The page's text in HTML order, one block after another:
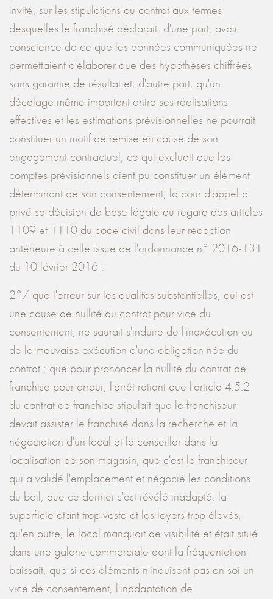
invité, sur les stipulations du contrat aux termes
desquelles le franchisé déclarait, d'une part, avoir
conscience de ce que les données communiquées ne
permettaient d'élaborer que des hypothèses chiffrées
sans garantie de résultat et, d'autre part, qu'un
décalage même important entre ses réalisations
effectives et les estimations prévisionnelles ne pourrait
constituer un motif de remise en cause de son
engagement contractuel, ce qui excluait que les
comptes prévisionnels aient pu constituer un élément
déterminant de son consentement, la cour d'appel a
privé sa décision de base légale au regard des articles
1109 et 1110 du code civil dans leur rédaction
antérieure à celle issue de l'ordonnance n° 2016-131
du 10 février 2016 ;
2°/ que l'erreur sur les qualités substantielles, qui est
une cause de nullité du contrat pour vice du
consentement, ne saurait s'induire de l'inexécution ou
de la mauvaise exécution d'une obligation née du
contrat ; que pour prononcer la nullité du contrat de
franchise pour erreur, l'arrêt retient que l'article 4.5.2
du contrat de franchise stipulait que le franchiseur
devait assister le franchisé dans la recherche et la
négociation d'un local et le conseiller dans la
localisation de son magasin, que c'est le franchiseur
qui a validé l'emplacement et négocié les conditions
du bail, que ce dernier s'est révélé inadapté, la
superficie étant trop vaste et les loyers trop élevés,
qu'en outre, le local manquait de visibilité et était situé
dans une galerie commerciale dont la fréquentation
baissait, que si ces éléments n'induisent pas en soi un
vice de consentement, l'inadaptation de